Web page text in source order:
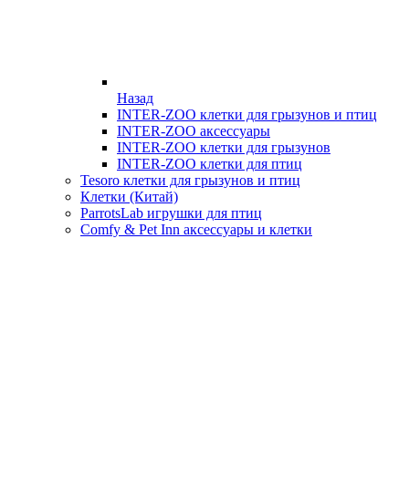
Назад
INTER-ZOO клетки для грызунов и птиц
INTER-ZOO аксессуары
INTER-ZOO клетки для грызунов
INTER-ZOO клетки для птиц
Tesoro клетки для грызунов и птиц
Клетки (Китай)
ParrotsLab игрушки для птиц
Comfy & Pet Inn аксессуары и клетки